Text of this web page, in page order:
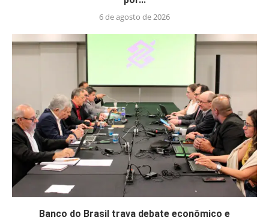
6 de agosto de 2026
Banco do Brasil trava debate econômico e